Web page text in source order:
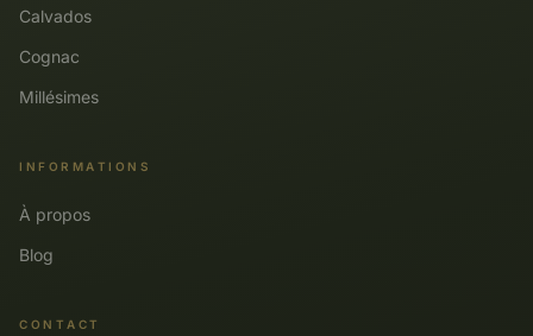
Calvados
Cognac
Millésimes
INFORMATIONS
À propos
Blog
CONTACT